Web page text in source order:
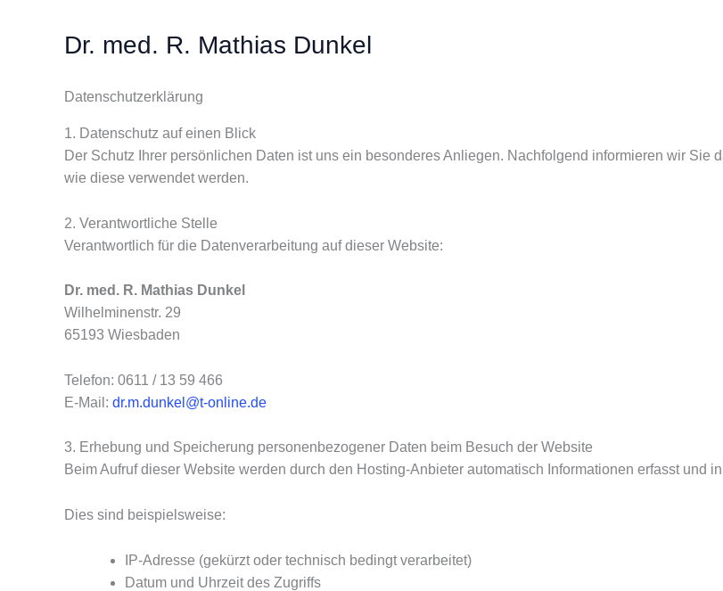
Dr. med. R. Mathias Dunkel
Datenschutzerklärung
1. Datenschutz auf einen Blick
Der Schutz Ihrer persönlichen Daten ist uns ein besonderes Anliegen. Nachfolgend informieren wir Sie
wie diese verwendet werden.
2. Verantwortliche Stelle
Verantwortlich für die Datenverarbeitung auf dieser Website:
Dr. med. R. Mathias Dunkel
Wilhelminenstr. 29
65193 Wiesbaden
Telefon: 0611 / 13 59 466
E-Mail: dr.m.dunkel@t-online.de
3. Erhebung und Speicherung personenbezogener Daten beim Besuch der Website
Beim Aufruf dieser Website werden durch den Hosting-Anbieter automatisch Informationen erfasst und
Dies sind beispielsweise:
IP-Adresse (gekürzt oder technisch bedingt verarbeitet)
Datum und Uhrzeit des Zugriffs